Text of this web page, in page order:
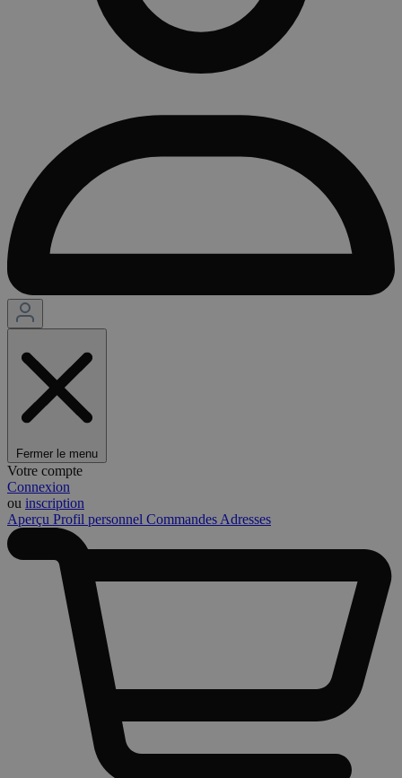
Fermer le menu
Votre compte
Connexion
ou inscription
Aperçu Profil personnel Commandes Adresses